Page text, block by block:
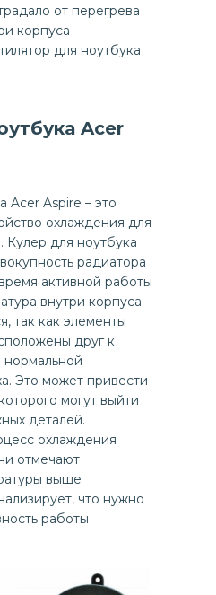
от перегрева
корпуса
для ноутбука
Acer
Acer Aspire – это
охлаждения для
Кулер для ноутбука
радиатора
активной работы
внутри корпуса
так как элементы
друг к
нормальной
Это может привести
могут выйти
деталей.
охлаждения
отмечают
выше
что нужно
работы